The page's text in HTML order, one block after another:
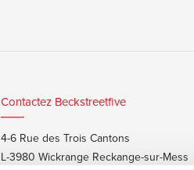
Contactez Beckstreetfive
4-6 Rue des Trois Cantons
L-3980 Wickrange Reckange-sur-Mess